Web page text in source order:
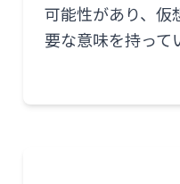
可能性があり、仮
要な意味を持って